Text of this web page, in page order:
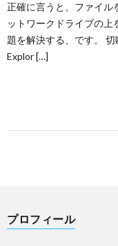
正確に言うと、ファイル
ットワークドライブの
題を解決する、です。
Explor […]
プロフィール